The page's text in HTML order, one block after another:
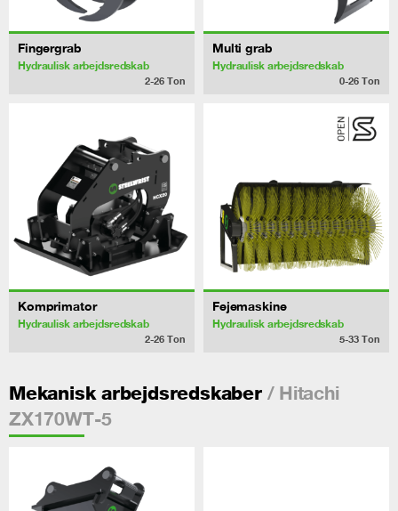
Fingergrab
Hydraulisk arbejdsredskab
2-26 Ton
Multi grab
Hydraulisk arbejdsredskab
0-26 Ton
Komprimator
Hydraulisk arbejdsredskab
2-26 Ton
Fejemaskine
Hydraulisk arbejdsredskab
5-33 Ton
Mekanisk arbejdsredskaber/ Hitachi
ZX170WT-5